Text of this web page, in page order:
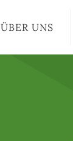
ÜBER UNS